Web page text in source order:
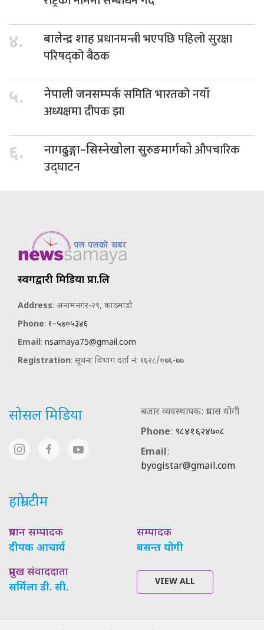
४. बालेन्द्र शाहप्रधानमन्त्री भएपछि पहिलो सुरक्षा
परिषद्को बैठक
५. नेपाली जनसम्पर्कसमिति भारतको नयाँ
अध्यक्षमा दीपक झा
६. नागढुङ्गा–सिस्नेखोला सुरुङमार्गकोऔपचारिक
उद्घाटन
स्वर्गद्वारी मिडिया प्रा.लि
Address: अनामनगर-२९, काठमाडौ
Phone: १–५७०५३४६
Email: nsamaya75@gmail.com
Registration: सूचना विभाग दर्ता नं: १६२८/०७६-७७
सोसल मिडिया
बजार व्यवस्थापक: प्रयास योगी
Phone: ९८४१६२४७०८
Email:
byogistar@gmail.com
हाम्रो टीम
प्रधान सम्पादक
दीपक आचार्य
सम्पादक
बसन्त योगी
प्रमुख संवाददाता
सर्मिला डी. सी.
VIEW ALL